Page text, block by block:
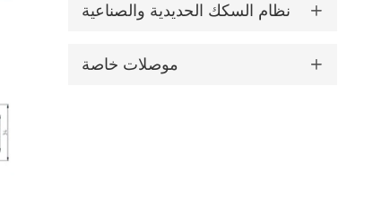
نظام السكك الحديدية والصناعية 
موصلات خاصة 